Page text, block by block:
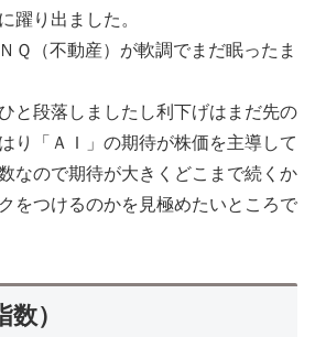
躍り出ました。
Ｑ（不動産）が軟調でまだ眠ったま
と段落しましたし利下げはまだ先の
り「ＡＩ」の期待が株価を主導して
なので期待が大きくどこまで続くか
をつけるのかを見極めたいところで
）